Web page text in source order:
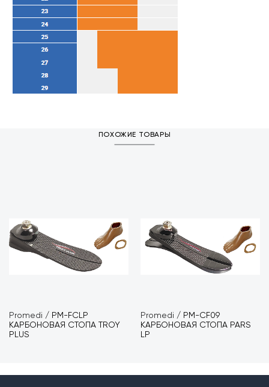
ПОХОЖИЕ ТОВАРЫ
Promedi / PM-FCLP
КАРБОНОВАЯ СТОПА TROY
PLUS
Promedi / PM-CF09
КАРБОНОВАЯ СТОПА PARS
LP